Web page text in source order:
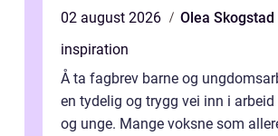
02 august 2026
Olea Skogstad
inspiration
Å ta fagbrev barne og
en tydelig og trygg vei inn i arbeid
og unge. Mange voksne som